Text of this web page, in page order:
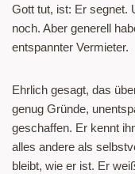
Gott tut, ist: Er segnet.
noch. Aber generell
entspannter Vermieter.
Ehrlich gesagt, das
genug Gründe,
geschaffen. Er kennt
alles andere als
bleibt, wie er ist. Er